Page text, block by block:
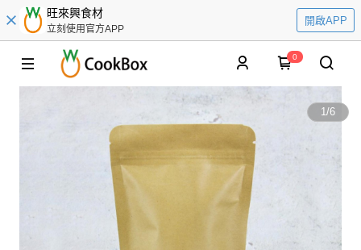
旺來興食材
立刻使用官方APP
開啟APP
0
1/6